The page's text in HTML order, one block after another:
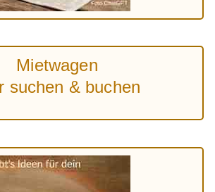
Mietwagen
suchen & buchen